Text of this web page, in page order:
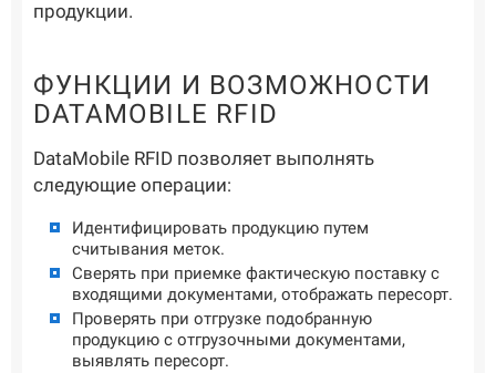
продукции.
ФУНКЦИИ И ВОЗМОЖНОСТИ
DATAMOBILE RFID
DataMobile RFID позволяет выполнять
следующие операции:
Идентифицировать продукцию путем
считывания меток.
Сверять при приемке фактическую поставку с
входящими документами, отображать пересорт.
Проверять при отгрузке подобранную
продукцию с отгрузочными документами,
выявлять пересорт.